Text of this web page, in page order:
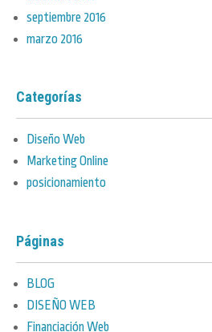
septiembre 2016
marzo 2016
Categorías
Diseño Web
Marketing Online
posicionamiento
Páginas
BLOG
DISEÑO WEB
Financiación Web